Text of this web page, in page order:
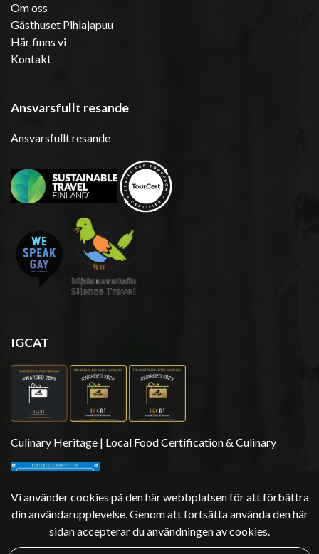
Vi använder cookies på den här webbplatsen för att förbättra
din användarupplevelse. Genom att fortsätta använda den här
sidan accepterar du användningen av cookies.
Om oss
Gästhuset Pihlajapuu
Här finns vi
Kontakt
Ansvarsfullt resande
Ansvarsfullt resande
IGCAT
Culinary Heritage | Local Food Certification & Culinary